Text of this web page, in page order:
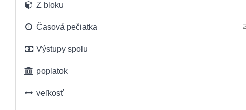
Z bloku
Časová pečiatka
Výstupy spolu
poplatok
veľkosť